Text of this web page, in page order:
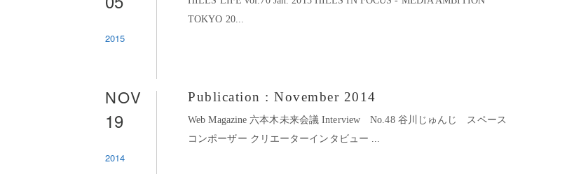
2015
TOKYO 20...
NOV
19
2014
Publication : November 2014
Web Magazine 六本木未来会議 Interview No.48 谷川じゅんじ スペース
コンポーザー クリエーターインタビュー ...